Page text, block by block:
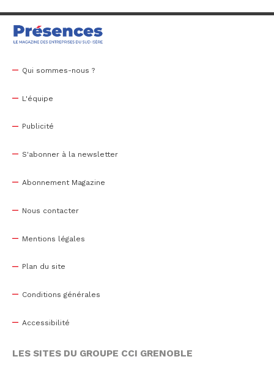
Qui sommes-nous ?
L'équipe
Publicité
S'abonner à la newsletter
Abonnement Magazine
Nous contacter
Mentions légales
Plan du site
Conditions générales
Accessibilité
LES SITES DU GROUPE CCI GRENOBLE